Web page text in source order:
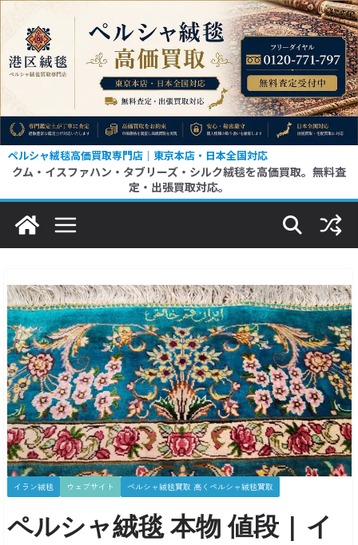
テ
へ
ス
ッ
ペルシャ絨毯高価買取専門店｜東京本店・日本全国対応
クム・イスファハン・タブリーズ・シルク絨毯を高価買取。無料査
定・出張買取対応。
イラン絨毯 ウェブサイト ペルシャ絨毯買取 高くペルシャ絨毯買取
ペルシャ絨毯 本物 値段 | イ